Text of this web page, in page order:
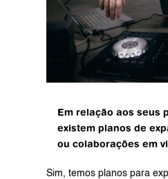
Em relação aos seus
existem planos de
ou colaborações em
Sim, temos planos para